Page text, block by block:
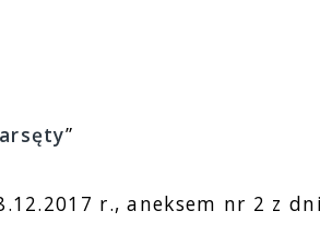
”
r., aneksem nr 2 z